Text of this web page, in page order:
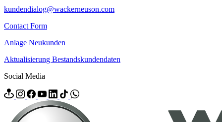
kundendialog@wackerneuson.com
Contact Form
Anlage Neukunden
Aktualisierung Bestandskundendaten
Social Media